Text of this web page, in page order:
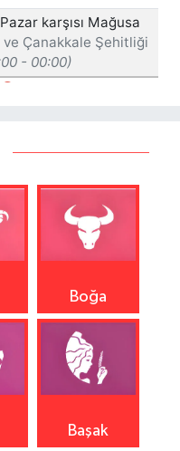
Boğa
Başak